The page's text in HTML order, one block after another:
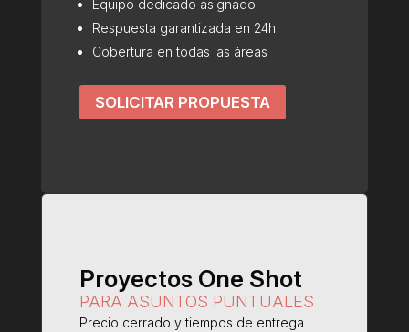
Equipo dedicado asignado
Respuesta garantizada en 24h
Cobertura en todas las áreas
SOLICITAR PROPUESTA
Proyectos One Shot
PARA ASUNTOS PUNTUALES
Precio cerrado y tiempos de entrega